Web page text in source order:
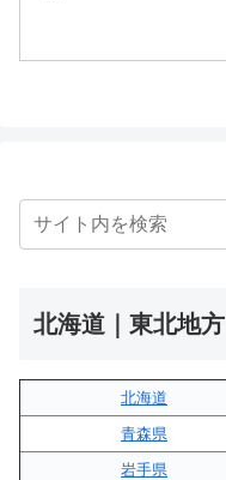
北海道｜東北地方
北海道
青森県
岩手県